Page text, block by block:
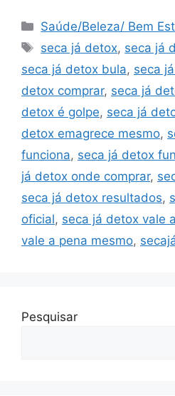
Categorias
Saúde/Beleza/ Bem
Tags
seca já detox, seca já
seca já detox bula, seca
detox comprar, seca já
detox é golpe, seca já
detox emagrece mesmo,
funciona, seca já detox
já detox onde comprar,
seca já detox resultados,
oficial, seca já detox vale
vale a pena mesmo,
Pesquisar